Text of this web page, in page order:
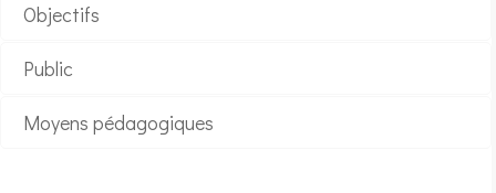
Objectifs
Public
Moyens pédagogiques